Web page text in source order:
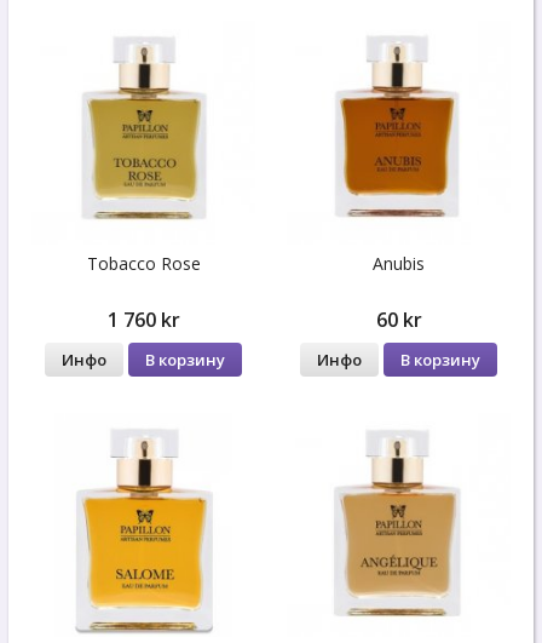
Tobacco Rose
1 760 kr
Инфо В корзину
Anubis
60 kr
Инфо В корзину